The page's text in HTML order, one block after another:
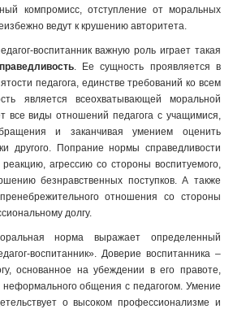
компромисс, отступление от моральных
ведут к крушению авторитета.
воспитанник важную роль играет такая
. Ее сущность проявляется в
педагога, единстве требований ко всем
является всеохватывающей моральной
все виды отношений педагога с учащимися,
и заканчивая умением оценить
другого. Попрание нормы справедливости
агрессию со стороны воспитуемого,
безнравственных поступков. А также
отношения со стороны
долгу.
норма выражает определенный
воспитанник». Доверие воспитанника –
основанное на убеждении в его правоте,
общения с педагогом. Умение
о высоком профессионализме и